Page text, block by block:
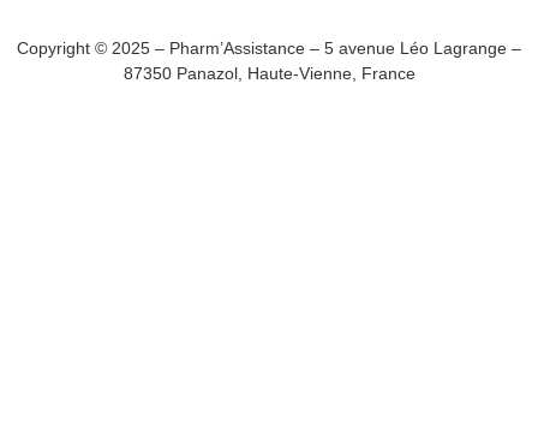
Copyright © 2025 – Pharm’Assistance – 5 avenue Léo Lagrange –
87350 Panazol, Haute-Vienne, France